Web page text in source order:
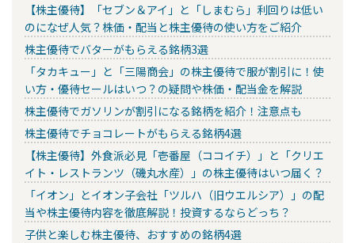
【株主優待】「セブン＆アイ」と「しまむら」利回りは低い
のになぜ人気？株価・配当と株主優待の使い方をご紹介
株主優待でバターがもらえる銘柄3選
「タカキュー」と「三陽商会」の株主優待で服が割引に！使
い方・優待セールはいつ？の疑問や株価・配当金を解説
株主優待でガソリンが割引になる銘柄を紹介！注意点も
株主優待でチョコレートがもらえる銘柄4選
【株主優待】外食派必見「壱番屋（ココイチ）」と「クリエ
イト・レストランツ（磯丸水産）」の株主優待はいつ届く？
「イオン」とイオン子会社「ツルハ（旧ウエルシア）」の配
当や株主優待内容を徹底解説！投資するならどっち？
子供と楽しむ株主優待、おすすめの銘柄4選